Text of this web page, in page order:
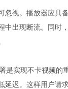
忽视。播放器应具
中出现断流。同时
是实现不卡视频
延迟。这样用户请